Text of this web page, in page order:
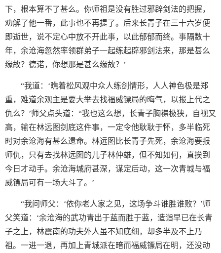
下，根本算不了甚么。你师祖是没有胜过邪辟剑法的把握，
劝解了他一番，此事也不再提了。后来长青子在三十六岁便
即逝世，说不定心中放不开此事，以此郁郁而终。事隔数十
年，余沧海忽然率领群弟子一起练起辟邪剑法来，那是甚么
缘故？德诺，你想那是甚么缘故？’
“我道：‘瞧着松风观中众人练剑情形，人人神色极是郑
重，难道余观主是要大举去找福威镖局的晦气，以报上代之
仇么？’师父点头道：“我也这么想，长青子胸襟极狭，自视又
高，输在林远图剑底这件事，一定令他耿耿于怀，多半临死
时对余沧海有甚么遗命。林远图比长青子先死，余沧海要报
师仇，只有去找林远图的儿子林仲雄，但不知如何，直挨到
今日才动手。余沧海城府甚深，谋定后动，这一次青城与福
威镖局可有一场大斗了。’
“我问师父：‘依你老人家之见，这场争斗谁胜谁败？’师
父笑道：‘余沧海的武功青出于蓝而胜于蓝，造诣早已在长青
子之上，林震南的功夫外人虽不知底细，却多半及不上乃
祖。一进一退，再加上青城派在暗而福威镖局在明，还没动